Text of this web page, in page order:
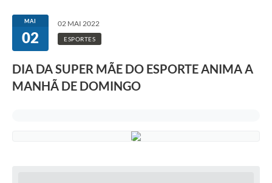
MAI
02
02 MAI 2022
ESPORTES
DIA DA SUPER MÃE DO ESPORTE ANIMA A
MANHÃ DE DOMINGO